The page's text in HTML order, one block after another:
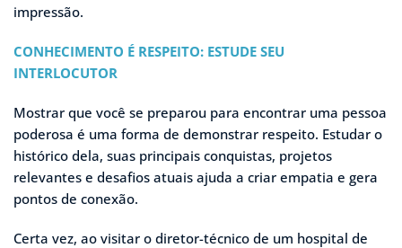
impressão.
CONHECIMENTO É RESPEITO: ESTUDE SEU
INTERLOCUTOR
Mostrar que você se preparou para encontrar uma pessoa
poderosa é uma forma de demonstrar respeito. Estudar o
histórico dela, suas principais conquistas, projetos
relevantes e desafios atuais ajuda a criar empatia e gera
pontos de conexão.
Certa vez, ao visitar o diretor-técnico de um hospital de